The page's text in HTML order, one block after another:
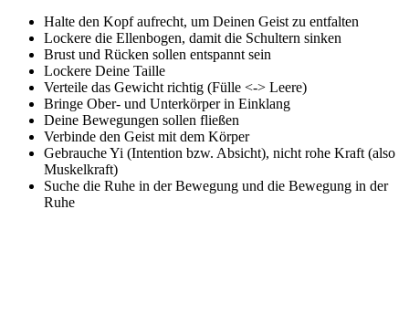
Halte den Kopf aufrecht, um Deinen Geist zu entfalten
Lockere die Ellenbogen, damit die Schultern sinken
Brust und Rücken sollen entspannt sein
Lockere Deine Taille
Verteile das Gewicht richtig (Fülle <-> Leere)
Bringe Ober- und Unterkörper in Einklang
Deine Bewegungen sollen fließen
Verbinde den Geist mit dem Körper
Gebrauche Yi (Intention bzw. Absicht), nicht rohe Kraft (also
Muskelkraft)
Suche die Ruhe in der Bewegung und die Bewegung in der
Ruhe